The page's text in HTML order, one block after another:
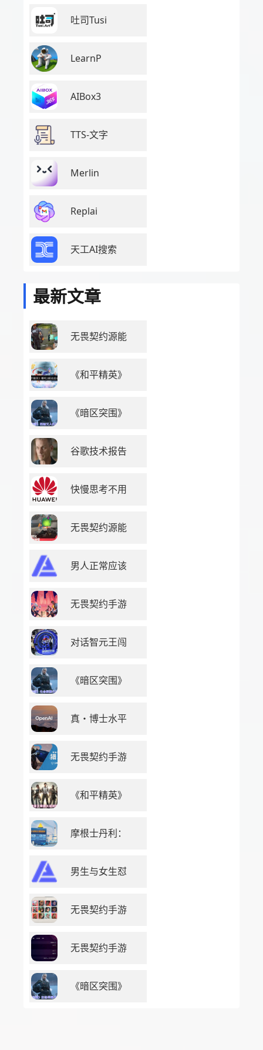
吐司Tusi
LearnP
AIBox3
TTS-文字
Merlin
Replai
天工AI搜索
最新文章
无畏契约源能
《和平精英》
《暗区突围》
谷歌技术报告
快慢思考不用
无畏契约源能
男人正常应该
无畏契约手游
对话智元王闯
《暗区突围》
真・博士水平
无畏契约手游
《和平精英》
摩根士丹利：
男生与女生怼
无畏契约手游
无畏契约手游
《暗区突围》